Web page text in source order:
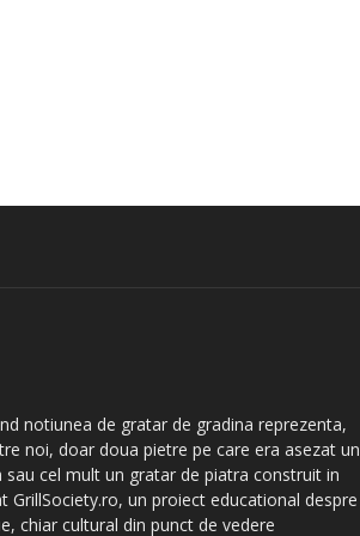
notiunea de gratar de gradina reprezenta,
noi, doar doua pietre pe care era asezat un
sau cel mult un gratar de piatra construit in
GrillSociety.ro, un proiect educational despre
chiar cultural din punct de vedere